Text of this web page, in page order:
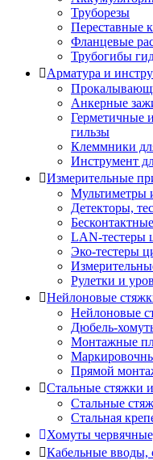
Труборезы
Переставные
Фланцевые
Трубогибы
Арматура и
Анкерные
Герметичные
гильзы
Клеммники
Инструмент
Измерительные
Мультиметры
Детекторы,
LAN-тестеры
Эко-тестеры
Рулетки и
Нейлоновые
Нейлоновые
Дюбель-
Монтажные
Прямой
Стальные стяжки
Стальные
Стальная
Хомуты
Кабельные вводы,